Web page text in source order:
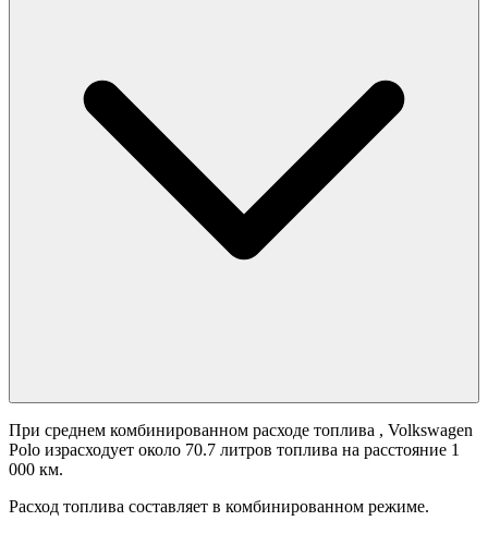
При среднем комбинированном расходе топлива , Volkswagen
Polo израсходует около 70.7 литров топлива на расстояние 1
000 км.
Расход топлива составляет в комбинированном режиме.